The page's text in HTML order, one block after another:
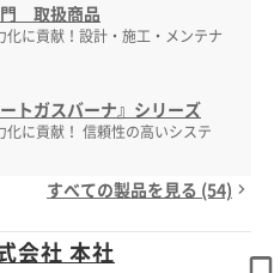
取扱商品
に貢献！設計・施工・メンテナ
トガスバーナ』シリーズ
に貢献！ 信頼性の高いシステ
すべての製品を見る (54)
会社 本社